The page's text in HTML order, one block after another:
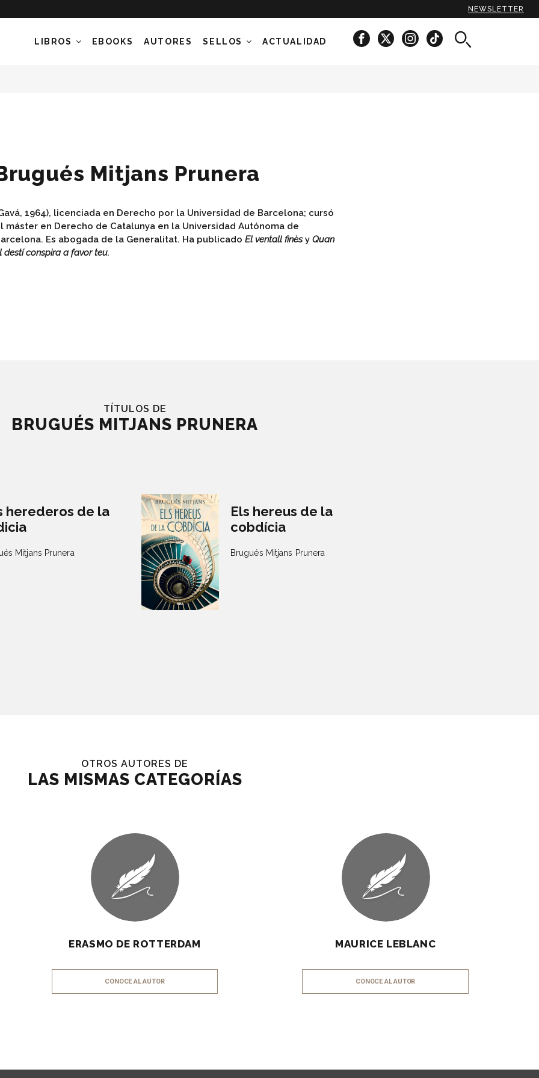
NEWSLETTER
LIBROS EBOOKS AUTORES SELLOS ACTUALIDAD
Mitjans Prunera
1964), licenciada en Derecho por la Universidad de Barcelona; cursó
máster en Derecho de Catalunya en la Universidad Autónoma de
Es abogada de la Generalitat. Ha publicadoEl ventall finèsyQuan
destí conspira a favor teu.
TÍTULOS DE
BRUGUÉS MITJANS PRUNERA
herederos de la
Mitjans Prunera
Els hereus de la
cobdícia
Brugués Mitjans Prunera
OTROS AUTORES DE
LAS MISMAS CATEGORÍAS
ERASMO DE ROTTERDAM
CONOCE AL AUTOR
MAURICE LEBLANC
CONOCE AL AUTOR